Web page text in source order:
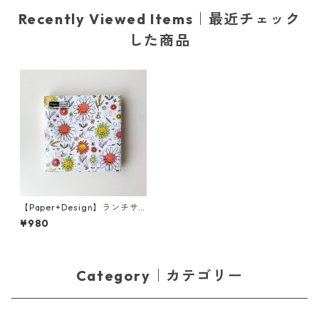
Recently Viewed Items｜最近チェック
した商品
【Paper+Design】ランチサ
イズ ペーパーナプキン Sunshi
ne Eco ホワイト 20枚入り
¥980
Category｜カテゴリー